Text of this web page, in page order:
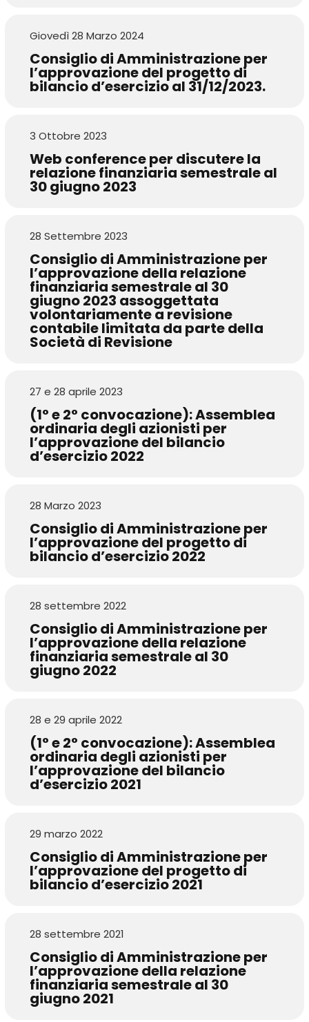
Giovedì 28 Marzo 2024
Consiglio di Amministrazione per
l’approvazione del progetto di
bilancio d’esercizio al 31/12/2023.
3 Ottobre 2023
Web conference per discutere la
relazione finanziaria semestrale al
30 giugno 2023
28 Settembre 2023
Consiglio di Amministrazione per
l’approvazione della relazione
finanziaria semestrale al 30
giugno 2023 assoggettata
volontariamente a revisione
contabile limitata da parte della
Società di Revisione
27 e 28 aprile 2023
(1° e 2° convocazione): Assemblea
ordinaria degli azionisti per
l’approvazione del bilancio
d’esercizio 2022
28 Marzo 2023
Consiglio di Amministrazione per
l’approvazione del progetto di
bilancio d’esercizio 2022
28 settembre 2022
Consiglio di Amministrazione per
l’approvazione della relazione
finanziaria semestrale al 30
giugno 2022
28 e 29 aprile 2022
(1° e 2° convocazione): Assemblea
ordinaria degli azionisti per
l’approvazione del bilancio
d’esercizio 2021
29 marzo 2022
Consiglio di Amministrazione per
l’approvazione del progetto di
bilancio d’esercizio 2021
28 settembre 2021
Consiglio di Amministrazione per
l’approvazione della relazione
finanziaria semestrale al 30
giugno 2021